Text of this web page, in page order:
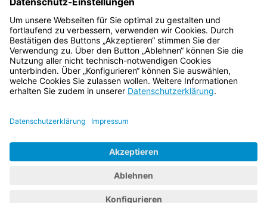
Bayern.de
BayernPortal
Impressum